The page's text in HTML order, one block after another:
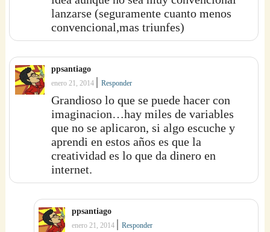
lanzarse (seguramente cuanto menos
convencional,mas triunfes)
ppsantiago
enero 21, 2014 |Responder
Grandioso lo que se puede hacer con
imaginacion…hay miles de variables
que no se aplicaron, si algo escuche y
aprendi en estos años es que la
creatividad es lo que da dinero en
internet.
ppsantiago
enero 21, 2014 |Responder